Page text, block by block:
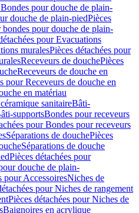
pour douche de plain-
douche de plain-piedPièces
bondes pour douche de plain-
pour Evacuations
muralesPièces détachées pour
Receveurs de douchePièces
Receveurs de douche en
pour Receveurs de douche en
en matériau
sanitaireBâti-
supportsBondes pour receveurs
pour Bondes pour receveurs
Séparations de douchePièces
Séparations de douche
Pièces détachées pour
douche de plain-
pour AccessoiresNiches de
pour Niches de rangement
Pièces détachées pour Niches de
Baignoires en acrylique